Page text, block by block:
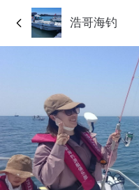
浩哥海钓